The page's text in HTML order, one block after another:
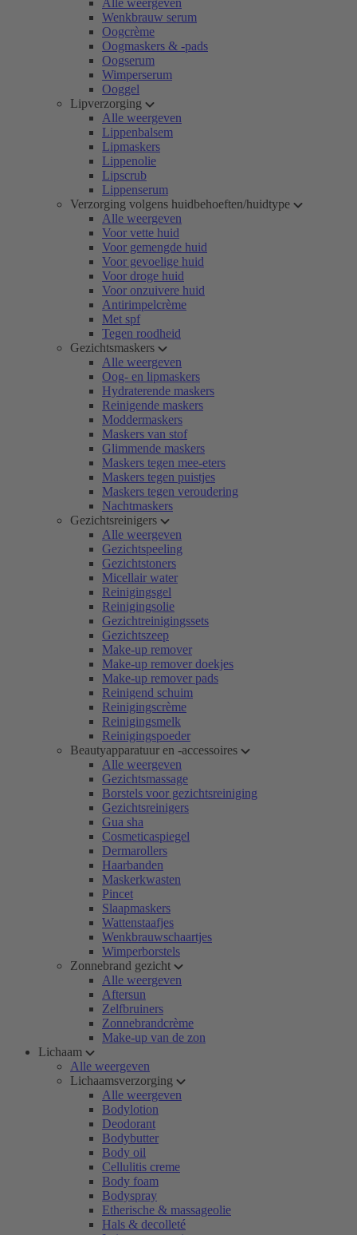
Alle weergeven
Wenkbrauw serum
Oogcrème
Oogmaskers & -pads
Oogserum
Wimperserum
Ooggel
Lipverzorging
Alle weergeven
Lippenbalsem
Lipmaskers
Lippenolie
Lipscrub
Lippenserum
Verzorging volgens huidbehoeften/huidtype
Alle weergeven
Voor vette huid
Voor gemengde huid
Voor gevoelige huid
Voor droge huid
Voor onzuivere huid
Antirimpelcrème
Met spf
Tegen roodheid
Gezichtsmaskers
Alle weergeven
Oog- en lipmaskers
Hydraterende maskers
Reinigende maskers
Moddermaskers
Maskers van stof
Glimmende maskers
Maskers tegen mee-eters
Maskers tegen puistjes
Maskers tegen veroudering
Nachtmaskers
Gezichtsreinigers
Alle weergeven
Gezichtspeeling
Gezichtstoners
Micellair water
Reinigingsgel
Reinigingsolie
Gezichtreinigingssets
Gezichtszeep
Make-up remover
Make-up remover doekjes
Make-up remover pads
Reinigend schuim
Reinigingscrème
Reinigingsmelk
Reinigingspoeder
Beautyapparatuur en -accessoires
Alle weergeven
Gezichtsmassage
Borstels voor gezichtsreiniging
Gezichtsreinigers
Gua sha
Cosmeticaspiegel
Dermarollers
Haarbanden
Maskerkwasten
Pincet
Slaapmaskers
Wattenstaafjes
Wenkbrauwschaartjes
Wimperborstels
Zonnebrand gezicht
Alle weergeven
Aftersun
Zelfbruiners
Zonnebrandcrème
Make-up van de zon
Lichaam
Alle weergeven
Lichaamsverzorging
Alle weergeven
Bodylotion
Deodorant
Bodybutter
Body oil
Cellulitis creme
Body foam
Bodyspray
Etherische & massageolie
Hals & decolleté